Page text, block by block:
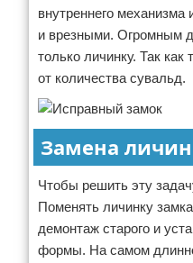
внутреннего
и врезными. Огромным
только личинку. Так
от количества сувальд.
Замена
Чтобы решить эту
Поменять личинку
демонтаж старого и
формы. На самом